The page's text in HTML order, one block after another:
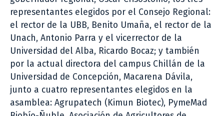
representantes elegidos por el Consejo Regional:
el rector de la UBB, Benito Umaña, el rector de la
Unach, Antonio Parra y el vicerrector de la
Universidad del Alba, Ricardo Bocaz; y también
por la actual directora del campus Chillán de la
Universidad de Concepción, Macarena Dávila,
junto a cuatro representantes elegidos en la
asamblea: Agrupatech (Kimun Biotec), PymeMad